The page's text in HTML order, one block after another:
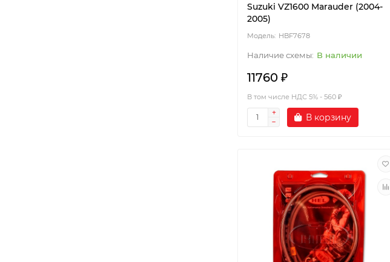
Suzuki VZ1600 Marauder (2004-
2005)
HBF7678
В наличии
11760 ₽
В том числе НДС 5% - 560 ₽
В корзину